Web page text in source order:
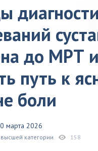
до МРТ
путь к
боли
марта 2026
категории 158